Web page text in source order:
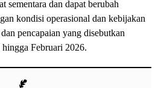
sementara dan dapat berubah
kondisi operasional dan kebijakan
pencapaian yang disebutkan
Februari 2026.